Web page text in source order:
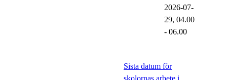
2026-07-
29, 04.00
- 06.00
Sista datum för
skolornas arbete i